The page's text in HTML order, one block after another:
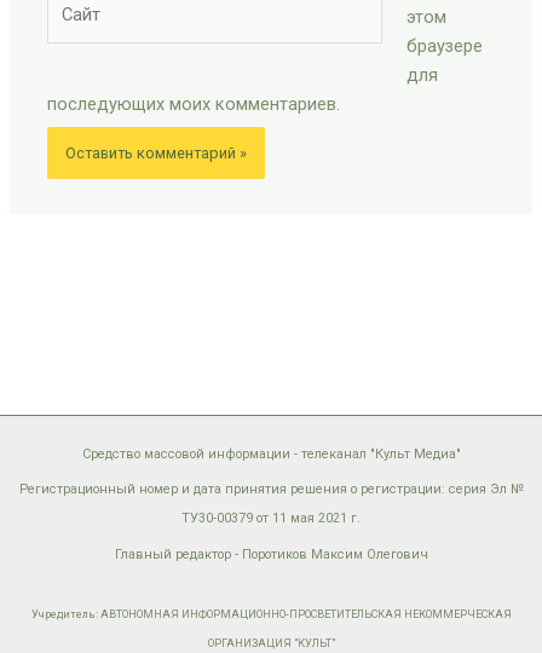
этом
браузере
для
последующих моих комментариев.
Средство массовой информации - телеканал "Культ Медиа"
Регистрационный номер и дата принятия решения о регистрации: серия Эл №
ТУ30-00379 от 11 мая 2021 г.
Главный редактор - Поротиков Максим Олегович
Учредитель: АВТОНОМНАЯ ИНФОРМАЦИОННО-ПРОСВЕТИТЕЛЬСКАЯ НЕКОММЕРЧЕСКАЯ
ОРГАНИЗАЦИЯ "КУЛЬТ"